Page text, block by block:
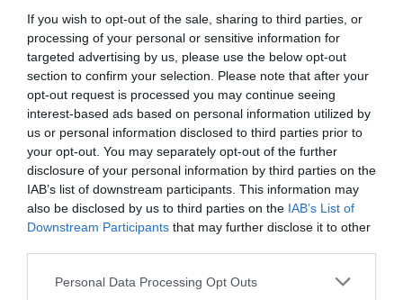
If you wish to opt-out of the sale, sharing to third parties, or
processing of your personal or sensitive information for
targeted advertising by us, please use the below opt-out
section to confirm your selection. Please note that after your
opt-out request is processed you may continue seeing
interest-based ads based on personal information utilized by
us or personal information disclosed to third parties prior to
your opt-out. You may separately opt-out of the further
disclosure of your personal information by third parties on the
IAB’s list of downstream participants. This information may
also be disclosed by us to third parties on the IAB’s List of
Downstream Participants that may further disclose it to other
Please note that this website/app uses one or more Google
Personal Data Processing Opt Outs
Magdalena Andersson svéd miniszterelnök
szerint ez
nagyon fontos lépés a Nato számára".
Recep Tayyip Erdogan török elnök hivatala azt
mondta, hogy Svédország és Finnország
„megkapta, amit akart”.
(Ezt a cikket azAzonnaliszállította.)
Indexkép forrása: NATO / Facebook